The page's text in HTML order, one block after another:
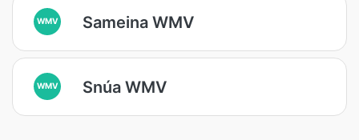
WMV Sameina WMV
WMV Snúa WMV